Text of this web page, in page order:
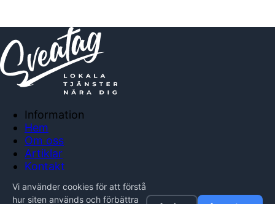
Information
Hem
Om oss
Artiklar
Kontakt
Integritetspolicy
Vi använder cookies för att förstå
hur siten används och förbättra